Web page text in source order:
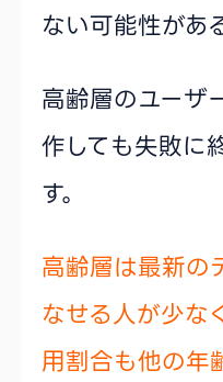
ない可能性があ
高齢層のユーザ
作しても失敗に
す。
高齢層は最新の
なせる人が少な
用割合も他の年